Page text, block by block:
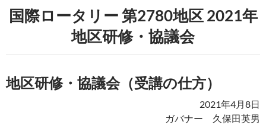
国際ロータリー 第2780地区 2021年
地区研修・協議会
地区研修・協議会（受講の仕方）
2021年4月8日
ガバナー 久保田英男